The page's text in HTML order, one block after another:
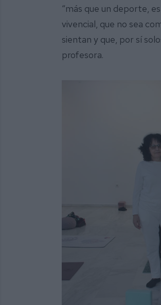
“más que un deporte,
vivencial, que no sea
sientan y que, por sí
profesora.